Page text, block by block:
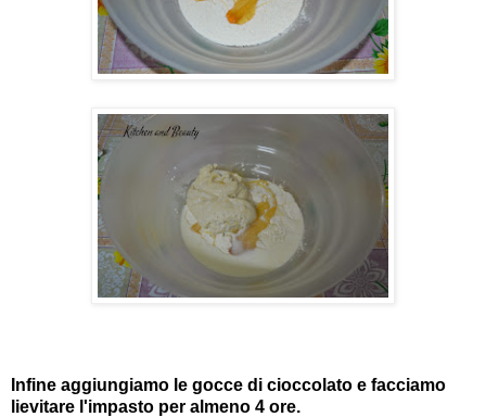
Infine aggiungiamo le gocce di cioccolato e facciamo
lievitare l'impasto per almeno 4 ore.